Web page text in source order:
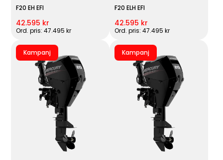
F20 EH EFI
42.595 kr
Ord. pris: 47.495 kr
F20 ELH EFI
42.595 kr
Ord. pris: 47.495 kr
Kampanj Kampanj